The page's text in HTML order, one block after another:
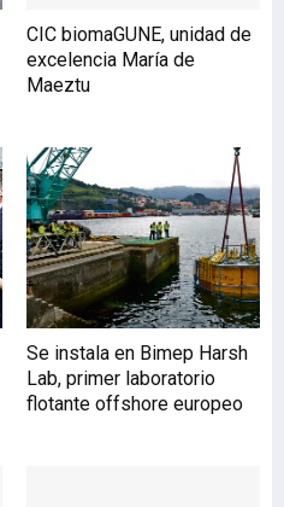
colaboración ya existentes
en formación,
investigación,
y divulgación del
conocimiento. El acuerdo
contempla, entre otras
acciones, en el ámbito
educativo, la utilización de
las Aulas Tecnalia,
espacios en la UPV/EHU
trabajos fin de grado, fin
de máster y tesis
doctorales codirigidas por
CIC biomaGUNE, unidad de
excelencia María de
Maeztu
Se instala en Bimep Harsh
Lab, primer laboratorio
flotante offshore europeo